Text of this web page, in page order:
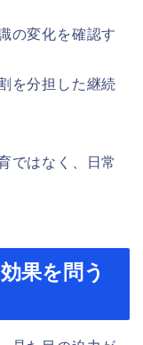
の変化を確認す
を分担した継続
ではなく、日常
果を問う